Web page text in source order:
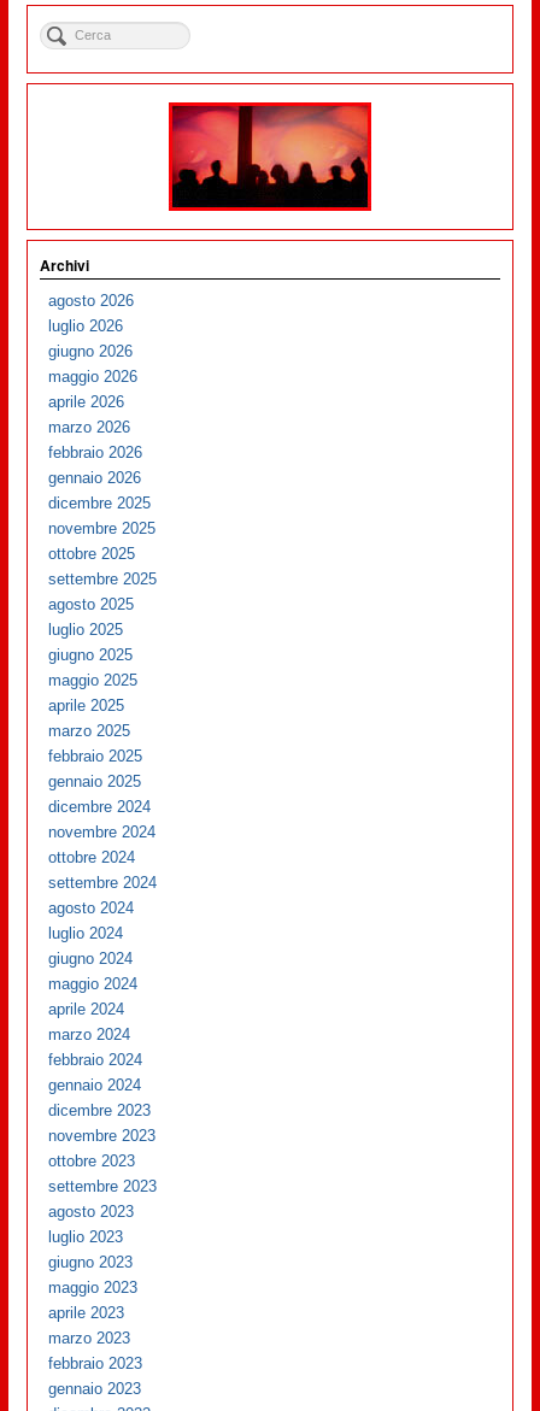
Archivi
agosto 2026
luglio 2026
giugno 2026
maggio 2026
aprile 2026
marzo 2026
febbraio 2026
gennaio 2026
dicembre 2025
novembre 2025
ottobre 2025
settembre 2025
agosto 2025
luglio 2025
giugno 2025
maggio 2025
aprile 2025
marzo 2025
febbraio 2025
gennaio 2025
dicembre 2024
novembre 2024
ottobre 2024
settembre 2024
agosto 2024
luglio 2024
giugno 2024
maggio 2024
aprile 2024
marzo 2024
febbraio 2024
gennaio 2024
dicembre 2023
novembre 2023
ottobre 2023
settembre 2023
agosto 2023
luglio 2023
giugno 2023
maggio 2023
aprile 2023
marzo 2023
febbraio 2023
gennaio 2023